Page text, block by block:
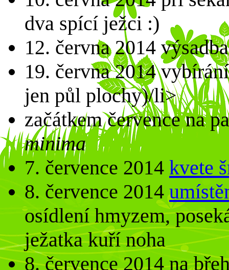
dva spící ježci :)
12. června 2014
19. června 2014
jen půl plochy)/li>
začátkem července na
minima
7. července 2014 kvete
8. července 2014
osídlení hmyzem,
ježatka kuří noha
8. července 2014 na